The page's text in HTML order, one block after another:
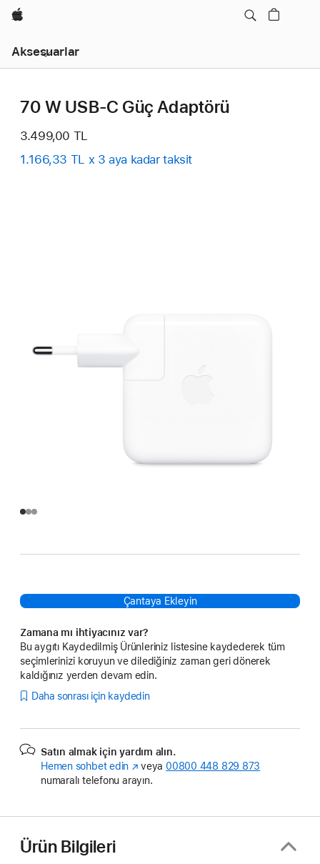
wzlhp
Aksesuarlar
Gezinme
Menüyü
70 W USB-C Güç Adaptörü
3.499,00 TL
1.166,33 TL x 3 aya kadar taksit
Çantaya Ekleyin
Zamana mı ihtiyacınız var?
Bu aygıtı Kaydedilmiş Ürünleriniz listesine kaydederek tüm
seçimlerinizi koruyun ve dilediğiniz zaman geri dönerek
kaldığınız yerden devam edin.
Daha sonrası için kaydedin
Satın almak için yardım alın.
Hemen sohbet edin (Yeni
pencerede
veya 00800 448 829 873
numaralı telefonu arayın.
Ürün Bilgileri